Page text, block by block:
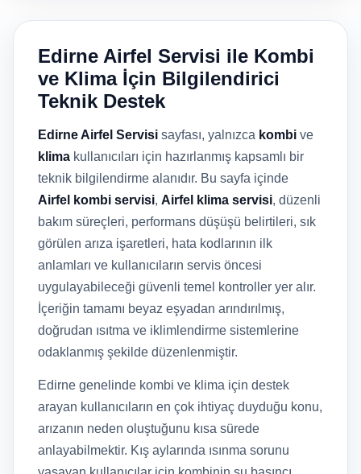
Edirne Airfel Servisi ile Kombi
ve Klima İçin Bilgilendirici
Teknik Destek
Edirne Airfel Servisi sayfası, yalnızca kombi ve
klima kullanıcıları için hazırlanmış kapsamlı bir
teknik bilgilendirme alanıdır. Bu sayfa içinde
Airfel kombi servisi, Airfel klima servisi, düzenli
bakım süreçleri, performans düşüşü belirtileri, sık
görülen arıza işaretleri, hata kodlarının ilk
anlamları ve kullanıcıların servis öncesi
uygulayabileceği güvenli temel kontroller yer alır.
İçeriğin tamamı beyaz eşyadan arındırılmış,
doğrudan ısıtma ve iklimlendirme sistemlerine
odaklanmış şekilde düzenlenmiştir.
Edirne genelinde kombi ve klima için destek
arayan kullanıcıların en çok ihtiyaç duyduğu konu,
arızanın neden oluştuğunu kısa sürede
anlayabilmektir. Kış aylarında ısınma sorunu